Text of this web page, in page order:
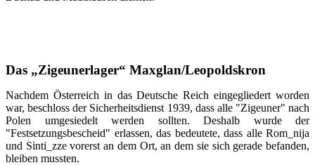
Das „Zigeunerlager“ Maxglan/Leopoldskron
Nachdem Österreich in das Deutsche Reich eingegliedert worden
war, beschloss der Sicherheitsdienst 1939, dass alle "Zigeuner" nach
Polen umgesiedelt werden sollten. Deshalb wurde der
"Festsetzungsbescheid" erlassen, das bedeutete, dass alle Rom_nija
und Sinti_zze vorerst an dem Ort, an dem sie sich gerade befanden,
bleiben mussten.